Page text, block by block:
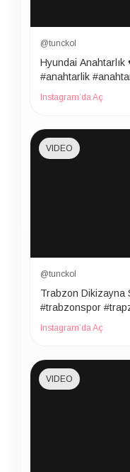
@tunckol
Hyundai Anahtarlık ♥️🚙📦
#anahtarlik
Instagram’da Aç
VIDEO
@tunckol
Trabzon Dikizayna
#trabzonspor
Instagram’da Aç
VIDEO